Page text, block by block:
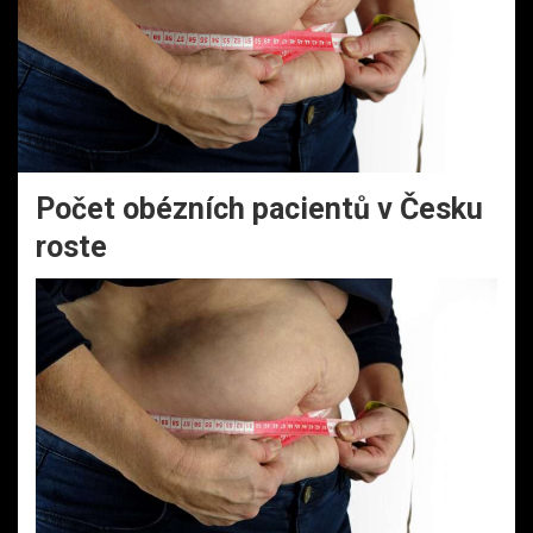
Počet obézních pacientů v Česku
roste